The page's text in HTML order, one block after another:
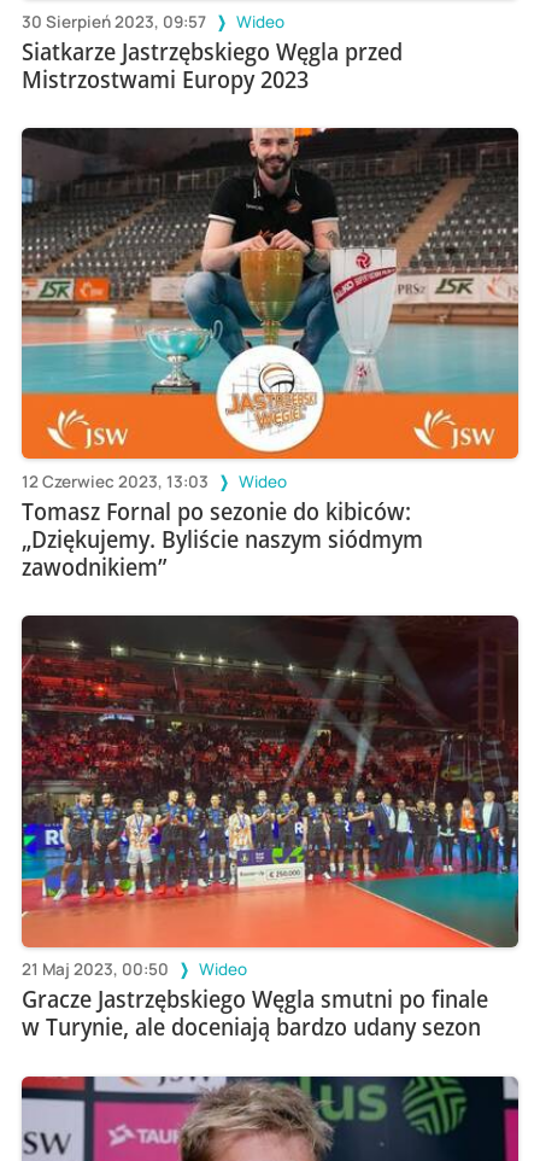
30 Sierpień 2023, 09:57 Wideo
Siatkarze Jastrzębskiego Węgla przed
Mistrzostwami Europy 2023
12 Czerwiec 2023, 13:03 Wideo
Tomasz Fornal po sezonie do kibiców:
„Dziękujemy. Byliście naszym siódmym
zawodnikiem”
21 Maj 2023, 00:50 Wideo
Gracze Jastrzębskiego Węgla smutni po finale
w Turynie, ale doceniają bardzo udany sezon